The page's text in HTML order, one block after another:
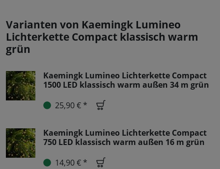
Varianten von Kaemingk Lumineo
Lichterkette Compact klassisch warm
grün
Kaemingk Lumineo Lichterkette Compact
1500 LED klassisch warm außen 34 m grün
25,90 € *
Kaemingk Lumineo Lichterkette Compact
750 LED klassisch warm außen 16 m grün
14,90 € *